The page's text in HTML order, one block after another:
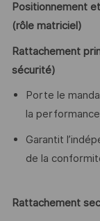
Positionnement
(rôle matriciel)
Rattachement
sécurité)
Porte le
la
Garantit
de la
Rattachement